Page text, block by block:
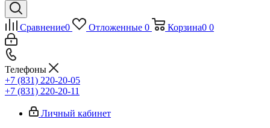
Сравнение0 Отложенные 0 Корзина0 0
Телефоны
+7 (831) 220-20-05
+7 (831) 220-20-11
Личный кабинет